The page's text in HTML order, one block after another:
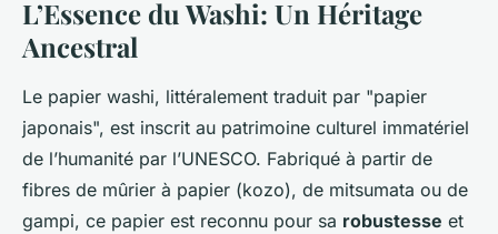
L’Essence du Washi: Un Héritage
Ancestral
Le papier washi, littéralement traduit par "papier
japonais", est inscrit au patrimoine culturel immatériel
de l’humanité par l’UNESCO. Fabriqué à partir de
fibres de mûrier à papier (kozo), de mitsumata ou de
gampi, ce papier est reconnu pour sa robustesse et